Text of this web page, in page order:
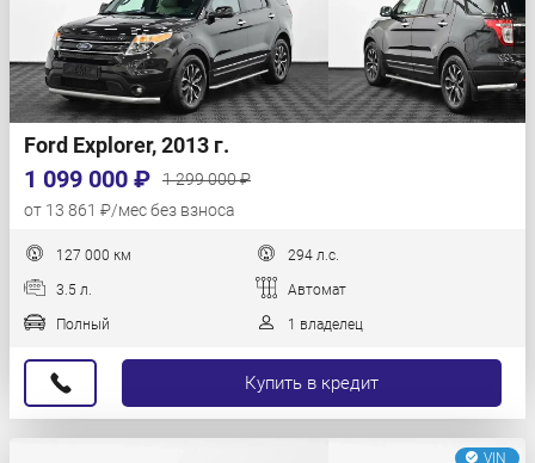
Ford Explorer, 2013 г.
1 099 000 ₽
1 299 000 ₽
от 13 861 ₽/мес без взноса
127 000 км 294 л.с.
3.5 л. Автомат
Полный 1 владелец
Купить в кредит
VIN